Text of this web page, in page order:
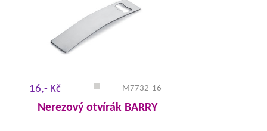
16,- Kč M7732-16
Nerezový otvírák BARRY